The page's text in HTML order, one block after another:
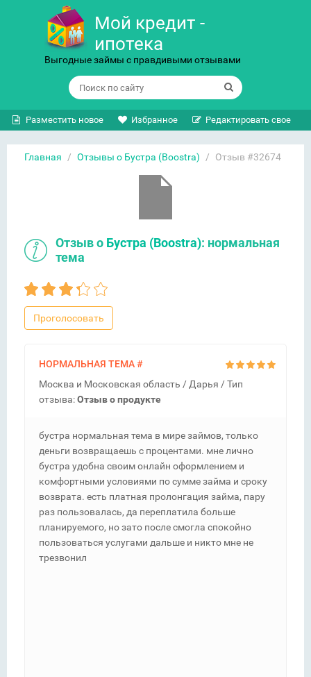
Мой кредит -
ипотека
Выгодные займы с правдивыми отзывами
Разместить новое Избранное Редактировать свое
Главная / Отзывы о Бустра (Boostra) / Отзыв #32674
Отзыв о Бустра (Boostra): нормальная
тема
Проголосовать
НОРМАЛЬНАЯ ТЕМА#
Москва и Московская область / Дарья / Тип
отзыва:Отзыв о продукте
бустра нормальная тема в мире займов, только
деньги возвращаешь с процентами. мне лично
бустра удобна своим онлайн оформлением и
комфортными условиями по сумме займа и сроку
возврата. есть платная пролонгация займа, пару
раз пользовалась, да переплатила больше
планируемого, но зато после смогла спокойно
пользоваться услугами дальше и никто мне не
трезвонил